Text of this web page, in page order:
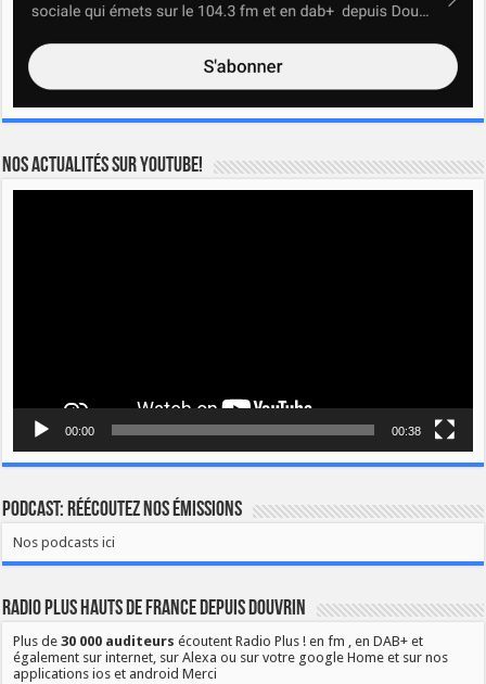
Nos actualités sur YOUTUBE!
00:00 00:38
Podcast: Réécoutez nos émissions
Nos podcasts ici
Radio Plus Hauts de France depuis Douvrin
Plus de30 000 auditeurs écoutent Radio Plus ! en fm , en DAB+ et
également sur internet, sur Alexa ou sur votre google Home et sur nos
applications ios et android Merci